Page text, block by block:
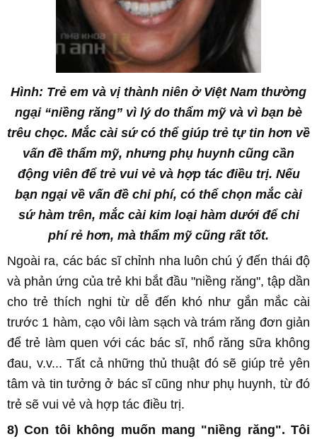
Hình: Trẻ em và vị thành niên ở Việt Nam thường
ngại “niềng răng” vì lý do thẩm mỹ và vì bạn bè
trêu chọc. Mắc cài sứ có thể giúp trẻ tự tin hơn về
vấn đề thẩm mỹ, nhưng phụ huynh cũng cần
động viên để trẻ vui vẻ và hợp tác điều trị. Nếu
bạn ngại về vấn đề chi phí, có thể chọn mắc cài
sứ hàm trên, mắc cài kim loại hàm dưới để chi
phí rẻ hơn, mà thẩm mỹ cũng rất tốt.
Ngoài ra, các bác sĩchỉnh nhaluôn chú ý đến thái độ
và phản ứng của trẻ khi bắt đầu "niềng răng", tập dần
cho trẻ thích nghi từ dễ đến khó như gắn mắc cài
trước 1 hàm, cạo vôi làm sạch và trám răng đơn giản
để trẻ làm quen với các bác sĩ, nhổ răng sữa không
đau, v.v... Tất cả những thủ thuật đó sẽ giúp trẻ yên
tâm và tin tưởng ở bác sĩ cũng như phụ huynh, từ đó
trẻ sẽ vui vẻ và hợp tác điều trị.
8) Con tôi không muốn mang "niềng răng". Tôi